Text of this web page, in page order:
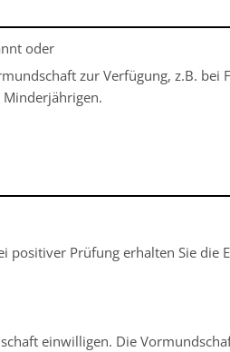
oder
zur Verfügung, z.B. bei
Prüfung erhalten Sie die
einwilligen. Die